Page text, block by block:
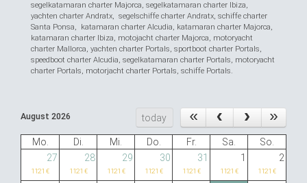
segelkatamaran charter Majorca, segelkatamaran charter Ibiza,
yachten charter Andratx, segelschiffe charter Andratx, schiffe charter
Santa Ponsa, katamaran charter Alcudia, katamaran charter Majorca,
katamaran charter Ibiza, motojacht charter Majorca, motoryacht
charter Mallorca, yachten charter Portals, sportboot charter Portals,
speedboot charter Alcudia, segelkatamaran charter Portals, motoryacht
charter Portals, motorjacht charter Portals, schiffe Portals.
August 2026 today
Mo. Di. Mi. Do. Fr. Sa.
So.
27
28 29 30 31 1 2
1121 € 1121 € 1121 € 1121 € 1121 € 1121 € 1121 €